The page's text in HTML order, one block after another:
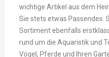
wichtige Artikel aus dem
Sie stets etwas Passendes.
Sortiment ebenfalls
rund um die Aquaristik und
Vögel, Pferde und Ihren